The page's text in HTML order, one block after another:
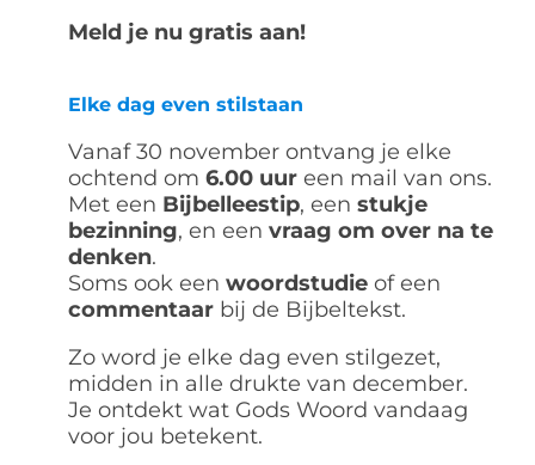
Meld je nu gratis aan!
Elke dag even stilstaan
Vanaf 30 november ontvang je elke
ochtend om 6.00 uureen mail van ons.
Met een Bijbelleestip, een stukje
bezinning, en een vraag om over na te
denken.
Soms ook een woordstudieof een
commentaarbij de Bijbeltekst.
Zo word je elke dag even stilgezet,
midden in alle drukte van december.
Je ontdekt wat Gods Woord vandaag
voor jou betekent.